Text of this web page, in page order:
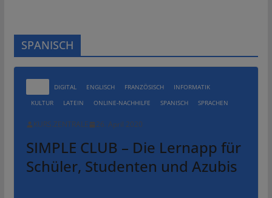
SPANISCH
DIGITAL ENGLISCH FRANZÖSISCH
INFORMATIK
KULTUR
LATEIN ONLINE-NACHHILFE SPANISCH SPRACHEN
KURS.ZENTRALE 26. April 2020
SIMPLE CLUB – Die Lernapp für
Schüler, Studenten und Azubis